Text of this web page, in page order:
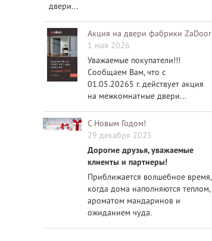
двери...
Акция на двери фабрики ZaDoor
1 мая 2026
Уважаемые покупатели!!!
Сообщаем Вам, что с
01.05.20265 г. действует акция
на межкомнатные двери...
С Новым Годом!
29 декабря 2025
Дорогие друзья, уважаемые
клиенты и партнеры!
Приближается волшебное время,
когда дома наполняются теплом,
ароматом мандаринов и
ожиданием чуда.